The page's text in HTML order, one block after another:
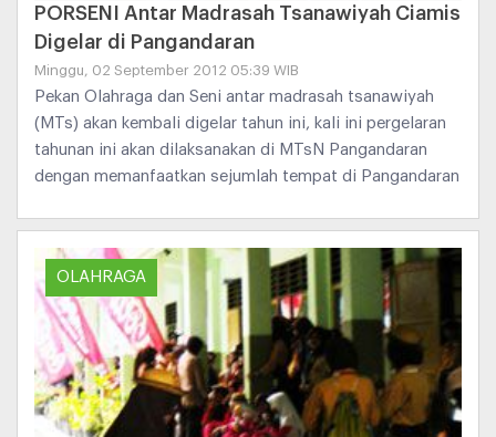
PORSENI Antar Madrasah Tsanawiyah Ciamis
Digelar di Pangandaran
Minggu, 02 September 2012 05:39 WIB
Pekan Olahraga dan Seni antar madrasah tsanawiyah
(MTs) akan kembali digelar tahun ini, kali ini pergelaran
tahunan ini akan dilaksanakan di MTsN Pangandaran
dengan memanfaatkan sejumlah tempat di Pangandaran
OLAHRAGA